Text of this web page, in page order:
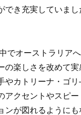
でき充実していま
でオーストラリア
の楽しさを改めて
やカトリーナ・ゴ
アクセントやスピ
ンが図れるように